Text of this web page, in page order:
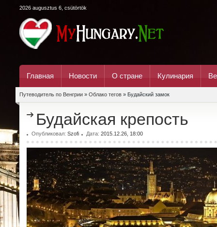
2026 augusztus 6, csütörtök
Главная Новости О стране Кулинария
Путеводитель по Венгрии » Облако тегов » Будайский замок
Будайская крепость
Опубликовал: Szofi Дата: 2015.12.26, 18:00